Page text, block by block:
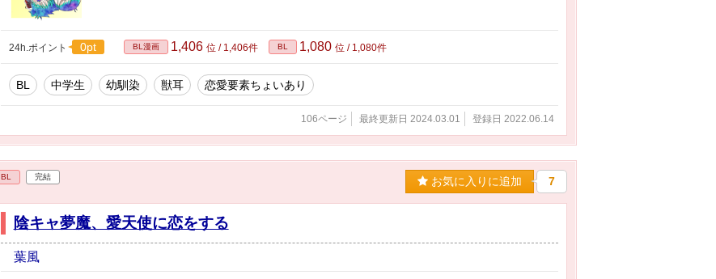
24h.ポイント 0pt BL漫画 1,406 位 / 1,406件 BL 1,080 位 / 1,080件
BL 中学生 幼馴染 獣耳 恋愛要素ちょいあり
106ページ 最終更新日 2024.03.01 登録日 2022.06.14
BL 完結 お気に入りに追加 7
陰キャ夢魔、愛天使に恋をする
葉風